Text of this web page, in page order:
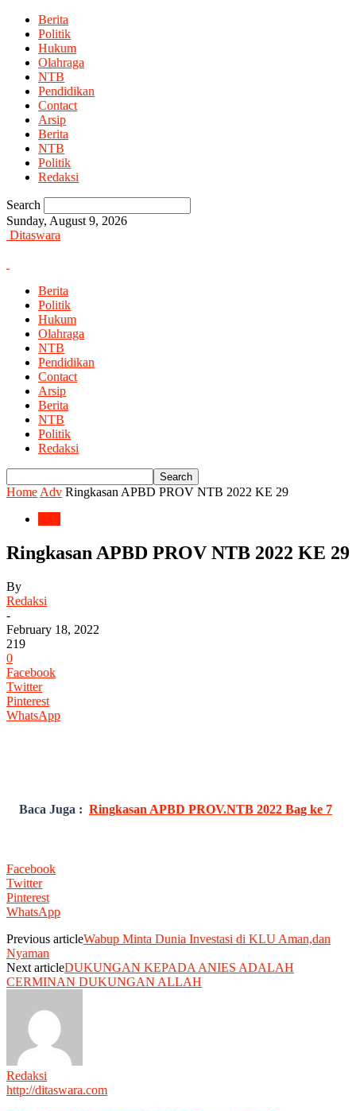
Berita
Politik
Hukum
Olahraga
NTB
Pendidikan
Contact
Arsip
Berita
NTB
Politik
Redaksi
Search
Sunday, August 9, 2026
Ditaswara
Berita
Politik
Hukum
Olahraga
NTB
Pendidikan
Contact
Arsip
Berita
NTB
Politik
Redaksi
Home Adv Ringkasan APBD PROV NTB 2022 KE 29
Ringkasan APBD PROV NTB 2022 KE 29
By
Redaksi
-
February 18, 2022
219
0
Facebook
Twitter
Pinterest
WhatsApp
Baca Juga : Ringkasan APBD PROV.NTB 2022 Bag ke 7
Facebook
Twitter
Pinterest
WhatsApp
Previous articleWabup Minta Dunia Investasi di KLU Aman,dan
Nyaman
Next articleDUKUNGAN KEPADA ANIES ADALAH
CERMINAN DUKUNGAN ALLAH
Redaksi
http://ditaswara.com